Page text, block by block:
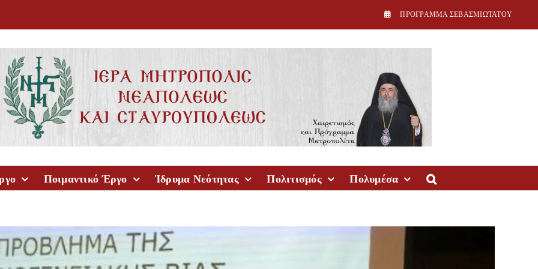
ΠPOΓPAMMA ΣEBAΣMIΩTATOY
Ποιμαντικό Έργο Ίδρυμα Νεότητας Πολιτισμός Πολυμέσα